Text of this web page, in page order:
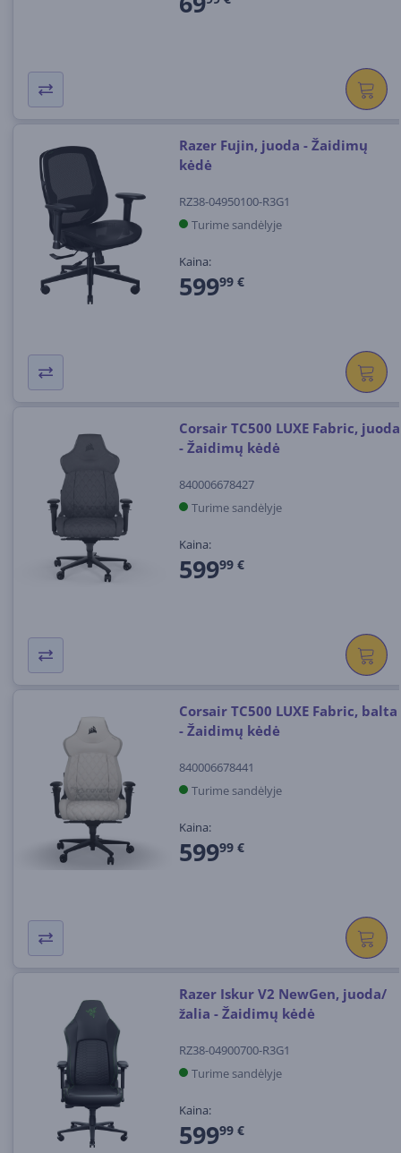
Razer Fujin, juoda - Žaidimų
kėdė
RZ38-04950100-R3G1
Turime sandėlyje
Kaina:
59999 €
Corsair TC500 LUXE Fabric, juoda
- Žaidimų kėdė
840006678427
Turime sandėlyje
Kaina:
59999 €
Corsair TC500 LUXE Fabric, balta
- Žaidimų kėdė
840006678441
Turime sandėlyje
Kaina:
59999 €
Razer Iskur V2 NewGen, juoda/
žalia - Žaidimų kėdė
RZ38-04900700-R3G1
Turime sandėlyje
Kaina:
59999 €